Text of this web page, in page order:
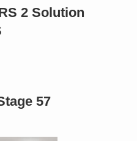
2 Solution
57